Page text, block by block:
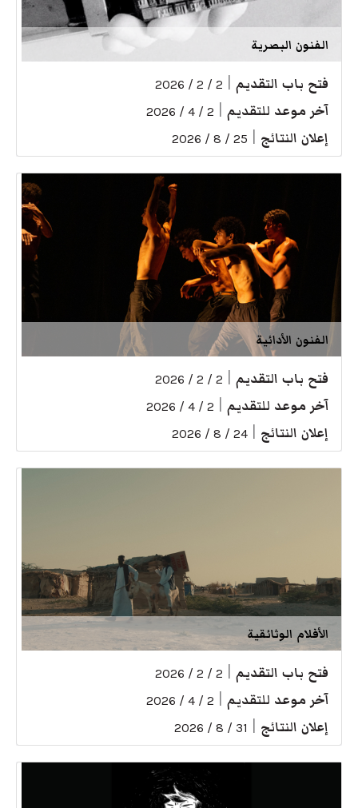
الفنون البصرية
فتح باب التقديم 2 / 2 / 2026
آخر موعد للتقديم 2 / 4 / 2026
إعلان النتائج 25 / 8 / 2026
الفنون الأدائية
فتح باب التقديم 2 / 2 / 2026
آخر موعد للتقديم 2 / 4 / 2026
إعلان النتائج 24 / 8 / 2026
الأفلام الوثائقية
فتح باب التقديم 2 / 2 / 2026
آخر موعد للتقديم 2 / 4 / 2026
إعلان النتائج 31 / 8 / 2026